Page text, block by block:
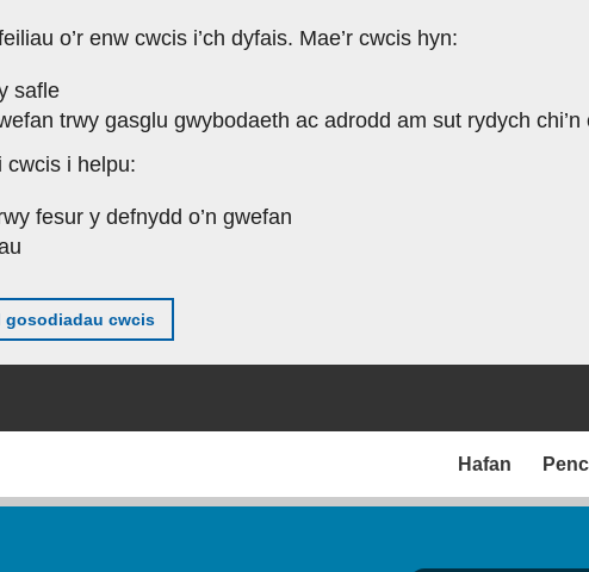
o’r enw cwcis i’ch dyfais. Mae’r cwcis hyn:
safle
trwy gasglu gwybodaeth ac adrodd am sut rydych
cwcis i helpu:
fesur y defnydd o’n gwefan
gosodiadau cwcis
Hafan